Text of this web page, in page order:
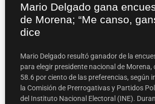
Mario Delgado gana
de Morena; “Me canso,
dice
Mario Delgado resultó ganador de la
para elegir presidente nacional de Morena,
58.6 por ciento de las preferencias, según
la Comisión de Prerrogativas y Partidos
del Instituto Nacional Electoral (INE).